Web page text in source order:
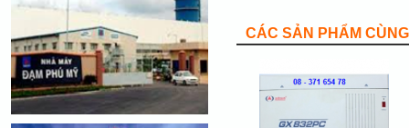
CÁC SẢN PHẨM